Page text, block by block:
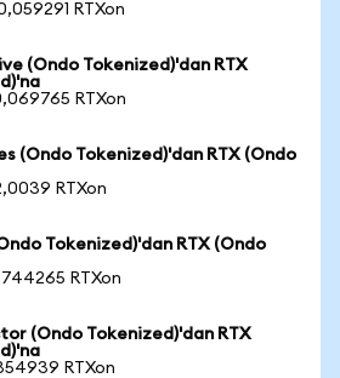
RTXon
(Ondo Tokenized)'dan RTX
RTXon
(Ondo Tokenized)'dan RTX (Ondo
RTXon
Tokenized)'dan RTX (Ondo
RTXon
(Ondo Tokenized)'dan RTX
RTXon